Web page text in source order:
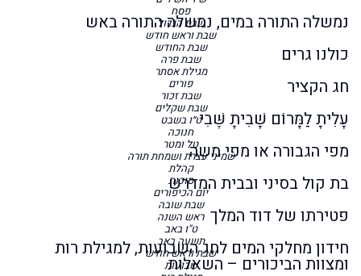
פסח
שבת הגדול
שבת וראש חודש
שבת החודש
שבת פרה
מגילת אסתר
פורים
שבת זכור
שבת שקלים
ט״ו בשבט
חנוכה
טל ומטר
שמיני עצרת ושמחת תורה
קהלת
סוכות
יום הכיפורים
שבת שובה
ראש השנה
ט"ו באב
תשעה באב
שבת וראש חודש
שבועות
נמשלה התורה במים, נמשלה התורה באש
כולנו גרים
חג הקציר
עָלִיתָ לַמָּרוֹם שָׁבִיתָ שֶּׁבִי
מפי הגבורה או מפי משה
בת קול בסיני ובבית המדרש
פטירתו של דוד המלך
חידון מחלקי המים לחג השבועות, למגילת רות
ומצוות הביכורים – השאלות